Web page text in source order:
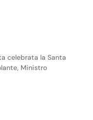
celebrata la Santa
Ministro